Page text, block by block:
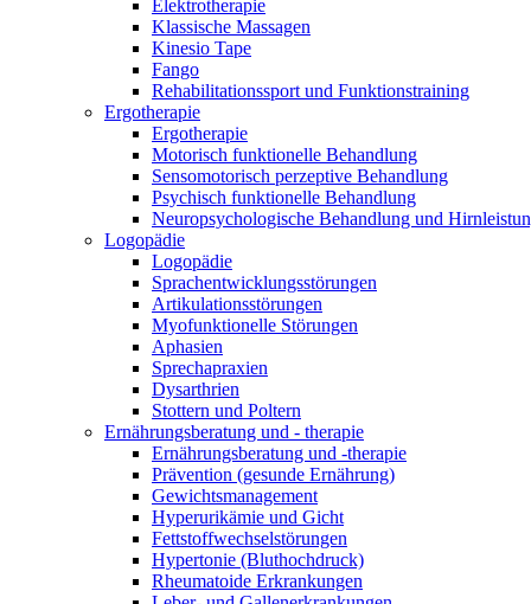
Elektrotherapie
Klassische Massagen
Kinesio Tape
Fango
Rehabilitationssport und Funktionstraining
Ergotherapie
Ergotherapie
Motorisch funktionelle Behandlung
Sensomotorisch perzeptive Behandlung
Psychisch funktionelle Behandlung
Neuropsychologische Behandlung und
Logopädie
Logopädie
Sprachentwicklungsstörungen
Artikulationsstörungen
Myofunktionelle Störungen
Aphasien
Sprechapraxien
Dysarthrien
Stottern und Poltern
Ernährungsberatung und - therapie
Ernährungsberatung und -therapie
Prävention (gesunde Ernährung)
Gewichtsmanagement
Hyperurikämie und Gicht
Fettstoffwechselstörungen
Hypertonie (Bluthochdruck)
Rheumatoide Erkrankungen